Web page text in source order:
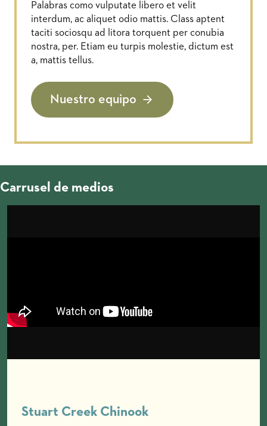
Palabras como vulputate libero et velit
interdum, ac aliquet odio mattis. Class aptent
taciti sociosqu ad litora torquent per conubia
nostra, per. Etiam eu turpis molestie, dictum est
a, mattis tellus.
Nuestro equipo
Carrusel de medios
Stuart Creek Chinook